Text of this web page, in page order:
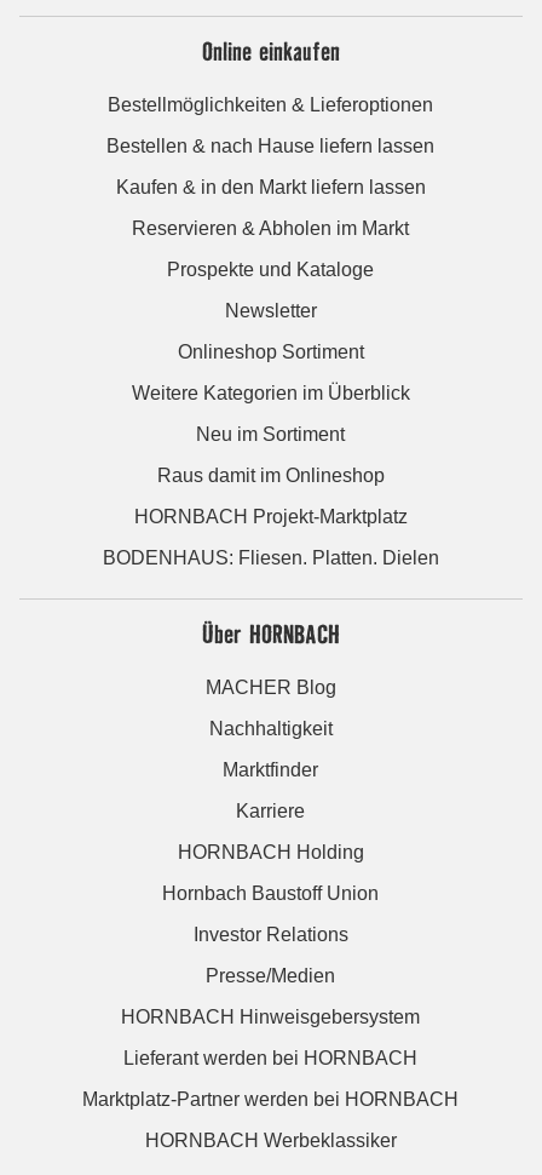
Online einkaufen
Bestellmöglichkeiten & Lieferoptionen
Bestellen & nach Hause liefern lassen
Kaufen & in den Markt liefern lassen
Reservieren & Abholen im Markt
Prospekte und Kataloge
Newsletter
Onlineshop Sortiment
Weitere Kategorien im Überblick
Neu im Sortiment
Raus damit im Onlineshop
HORNBACH Projekt-Marktplatz
BODENHAUS: Fliesen. Platten. Dielen
Über HORNBACH
MACHER Blog
Nachhaltigkeit
Marktfinder
Karriere
HORNBACH Holding
Hornbach Baustoff Union
Investor Relations
Presse/Medien
HORNBACH Hinweisgebersystem
Lieferant werden bei HORNBACH
Marktplatz-Partner werden bei HORNBACH
HORNBACH Werbeklassiker